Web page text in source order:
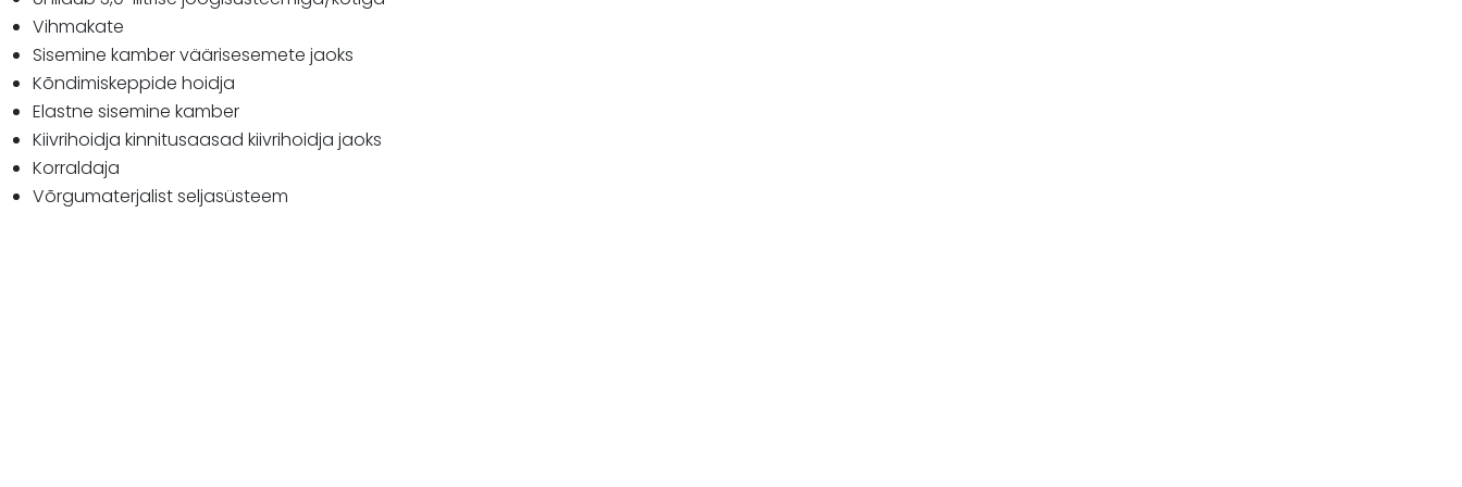
Vihmakate
Sisemine kamber väärisesemete jaoks
Kõndimiskeppide hoidja
Elastne sisemine kamber
Kiivrihoidja kinnitusaasad kiivrihoidja jaoks
Korraldaja
Võrgumaterjalist seljasüsteem